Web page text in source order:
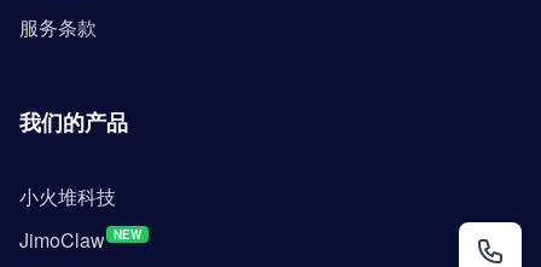
服务条款
我们的产品
小火堆科技
JimoClaw NEW